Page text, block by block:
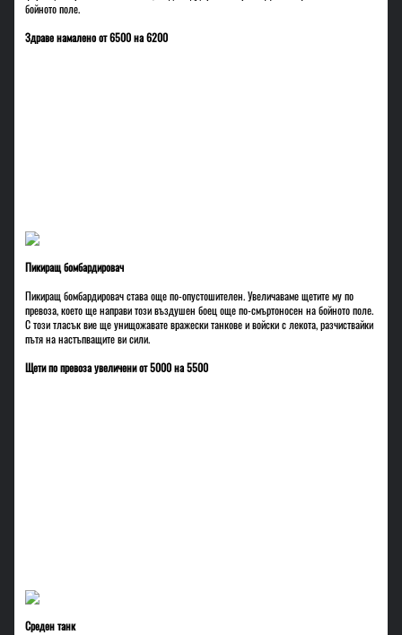
бойното поле.
Здраве намалено от 6500 на 6200
Пикиращ бомбардировач
Пикиращ бомбардировач става още по-опустошителен. Увеличаваме щетите му по
превоза, което ще направи този въздушен боец още по-смъртоносен на бойното поле.
С този тласък вие ще унищожавате вражески танкове и войски с лекота, разчиствайки
пътя на настъпващите ви сили.
Щети по превоза увеличени от 5000 на 5500
Среден танк